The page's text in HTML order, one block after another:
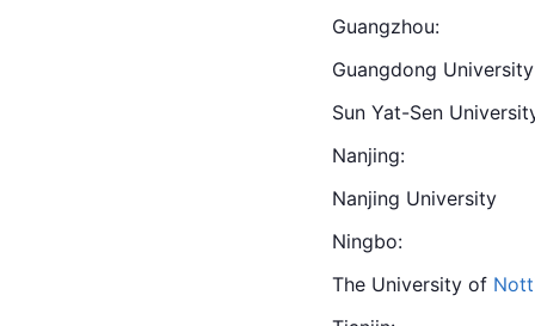
Guangzhou:
Guangdong
Sun Yat-Sen
Nanjing:
Nanjing University
Ningbo:
The University of